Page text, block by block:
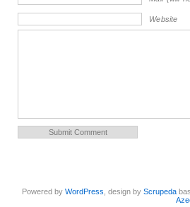
Website
Powered byWordPress , design byScrupeda